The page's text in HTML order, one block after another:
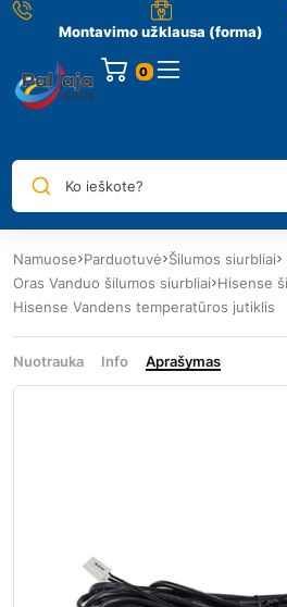
Montavimo užklausa (forma)
0
Ko ieškote?
Namuose Parduotuvė Šilumos siurbliai
Oras Vanduo šilumos siurbliai Hisense
Hisense Vandens temperatūros jutiklis
Nuotrauka Info Aprašymas